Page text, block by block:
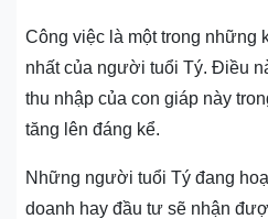
Công việc là một trong những
nhất của người tuổi Tý. Điều
thu nhập của con giáp này
tăng lên đáng kể.
Những người tuổi Tý đang
doanh hay đầu tư sẽ nhận